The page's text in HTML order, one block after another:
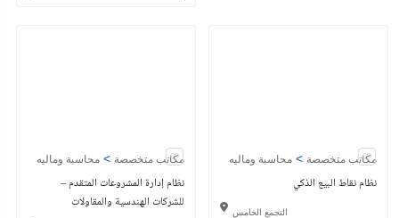
مكاتب متخصصة > محاسبة وماليه
نظام إدارة المشروعات المتقدم –
للشركات الهندسية والمقاولات
مكاتب متخصصة > محاسبة وماليه
نظام نقاط البيع الذكي
التجمع الخامس